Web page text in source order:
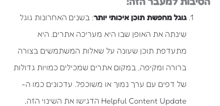
גוגל מחפשת תוכן איכותי יותר: בשנים האחרונות גוגל
שינתה את האופן שבו היא מעריכה אתרים. היא
מתעדפת תוכן שעונה על שאלות המשתמשים בצורה
ברורה ומקיפה, במקום אתרים שמכילים כמויות גדולות
של דפים עם ערך נמוך או משוכפל. עדכונים כמו ה-
Helpful Content Update הדגישו את השינוי הזה,